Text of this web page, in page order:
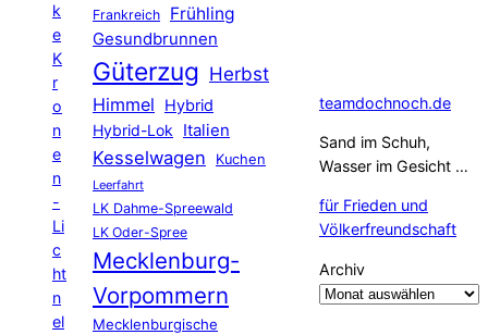
k
e
K
r
o
n
e
n
-
Li
c
ht
n
el
Frankreich Frühling
Gesundbrunnen
Güterzug Herbst
Himmel
Hybrid
Hybrid-Lok Italien
Kesselwagen Kuchen
Leerfahrt
LK Dahme-Spreewald
LK Oder-Spree
Mecklenburg-
Vorpommern
Mecklenburgische
teamdochnoch.de
Sand im Schuh,
Wasser im Gesicht …
für Frieden und
Völkerfreundschaft
Archiv